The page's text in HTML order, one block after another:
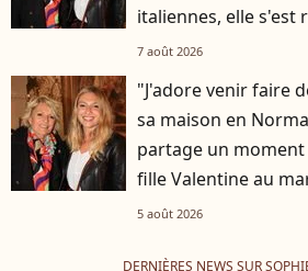
italiennes, elle s'est
7 août 2026
"J'adore venir faire
sa maison en
partage un moment
fille Valentine au
5 août 2026
DERNIÈRES NEWS SUR